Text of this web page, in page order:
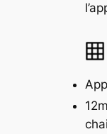
12m